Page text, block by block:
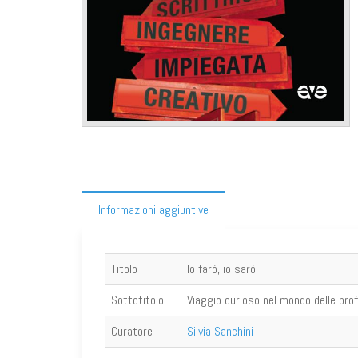
Informazioni aggiuntive
Titolo
Io farò, io sarò
Sottotitolo
Viaggio curioso nel mondo delle
Curatore
Silvia Sanchini